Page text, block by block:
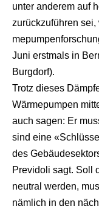
unter anderem auf
zurückzuführen
Juni erstmals in
Burgdorf).
Trotz dieses
Wärmepumpen
auch sagen: Er
sind eine
des
Previdoli sagt. Soll
neutral werden,
nämlich in den